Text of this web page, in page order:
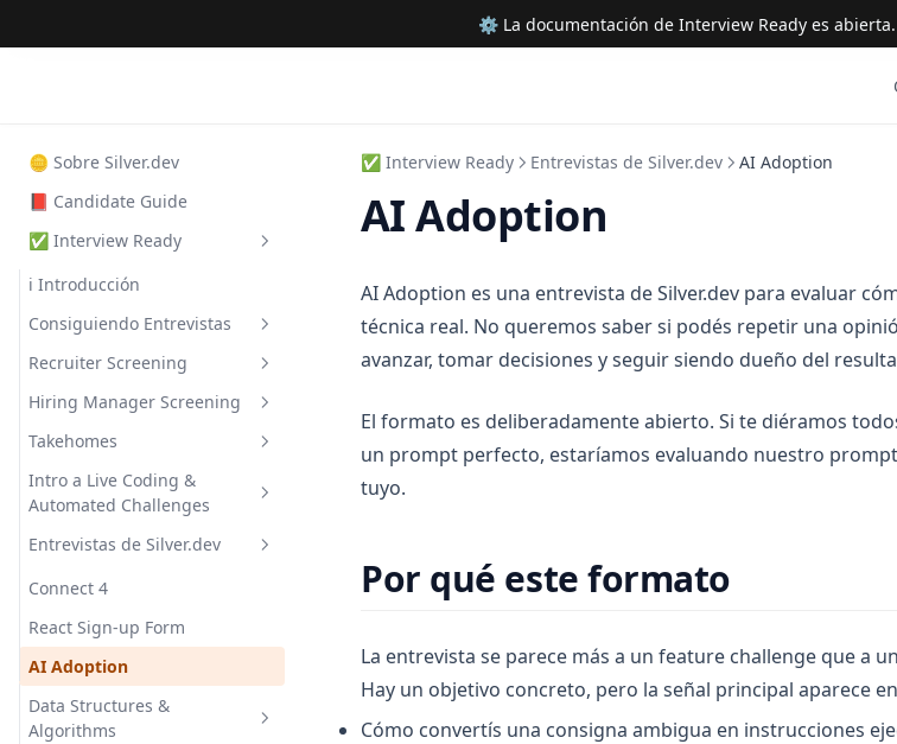
⚙ La documentación de Interview Ready es abierta.
🪙 Sobre Silver.dev
📕 Candidate Guide
✅ Interview Ready
ℹ Introducción
Consiguiendo Entrevistas
Preparando LinkedIn
Preparando el CV
Consiguiendo Entrevistas
Recruiter Screening
Trabajando con Recruiters
Guía de Screening Call
Entendiendo Procesos de
Entrevistas
Diseño de Entrevistas
Hiring Manager Screening
Behavioral I: Preguntas
Clásicas
Behavioral II: Storytelling
Behavioral III: Cultura
Entrevistador
Takehomes
Guía de Takehomes
Entrevistando con AI
Code Reviewing
Intro a Live Coding &
Automated Challenges
Automated Challenges
WPM & Touch Typing
Entrevistas de Silver.dev
Connect 4
React Sign-up Form
AI Adoption
Data Structures &
Algorithms
✅ Interview Ready Entrevistas de Silver.dev AI Adoption
AI Adoption
AI Adoption es una entrevista de Silver.dev para evaluar
técnica real. No queremos saber si podés repetir una
avanzar, tomar decisiones y seguir siendo dueño del
El formato es deliberadamente abierto. Si te diéramos
un prompt perfecto, estaríamos evaluando nuestro
tuyo.
Por qué este formato
La entrevista se parece más a un feature challenge que a
Hay un objetivo concreto, pero la señal principal aparece
Cómo convertís una consigna ambigua en instrucciones